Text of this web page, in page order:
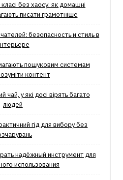
без хаосу: як домашні
писати грамотніше
безопасность и стиль в
пошуковим системам
контент
чай, у які досі вірять багато
людей
гід для вибору без
надёжный инструмент для
использования